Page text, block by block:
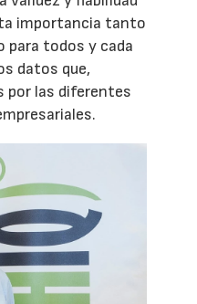
importancia tanto
para todos y cada
datos que,
por las diferentes